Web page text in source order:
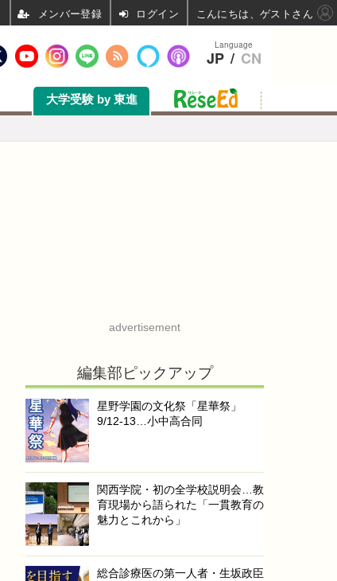
大学受験 by 東進
advertisement
編集部ピックアップ
星野学園の文化祭「星華祭」
9/12-13…小中高合同
関西学院・初の全学校説明会…教
育現場から語られた「一貫教育の
魅力とこれから」
総合診療医の第一人者・生坂政臣
Language
JP / CN
ログイン こんにちは、ゲストさん